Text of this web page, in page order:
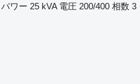
パワー 25 kVA 電圧 200/400 相数 3